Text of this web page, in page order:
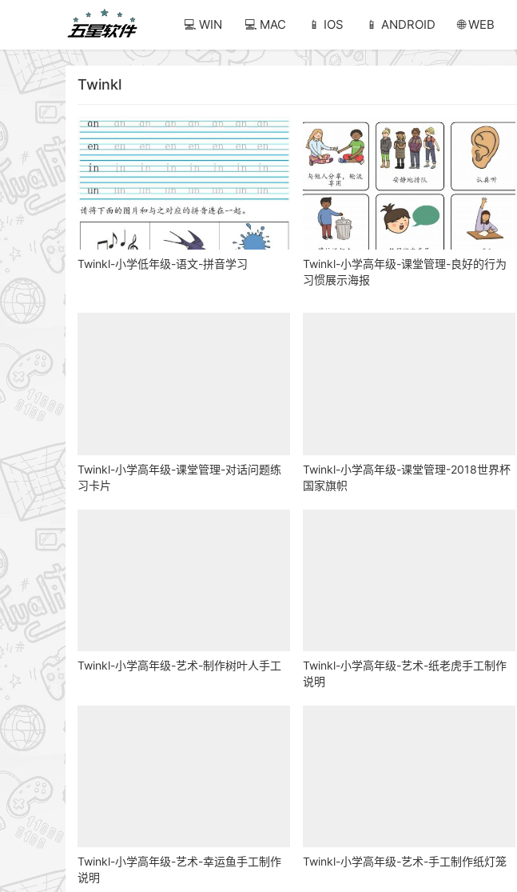
💻 WIN 💻 MAC 📱 IOS 📱 ANDROID 🌐 WEB
Twinkl
Twinkl-小学低年级-语文-拼音学习
Twinkl-小学高年级-课堂管理-良好的行为
习惯展示海报
Twinkl-小学高年级-课堂管理-对话问题练
习卡片
Twinkl-小学高年级-课堂管理-2018世界杯
国家旗帜
Twinkl-小学高年级-艺术-制作树叶人手工
Twinkl-小学高年级-艺术-纸老虎手工制作
说明
Twinkl-小学高年级-艺术-幸运鱼手工制作
说明
Twinkl-小学高年级-艺术-手工制作纸灯笼